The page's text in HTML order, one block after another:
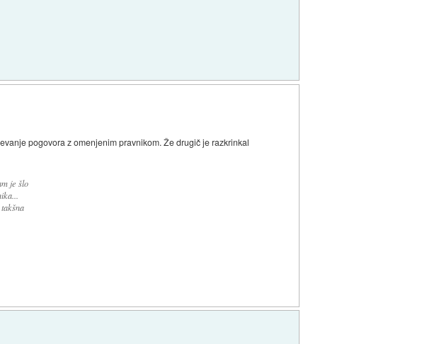
pogovora z omenjenim pravnikom. Že drugič je razkrinkal
je šlo